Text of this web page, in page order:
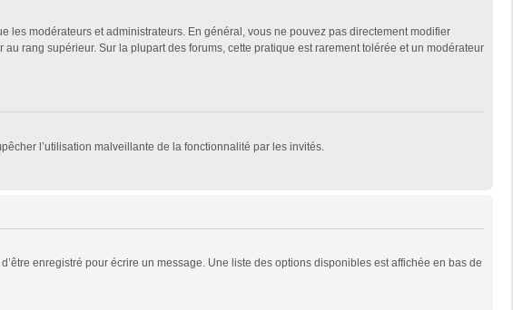
les modérateurs et administrateurs. En général, vous ne pouvez pas directement modifier
rang supérieur. Sur la plupart des forums, cette pratique est rarement tolérée et un modérateur
l’utilisation malveillante de la fonctionnalité par les invités.
enregistré pour écrire un message. Une liste des options disponibles est affichée en bas de